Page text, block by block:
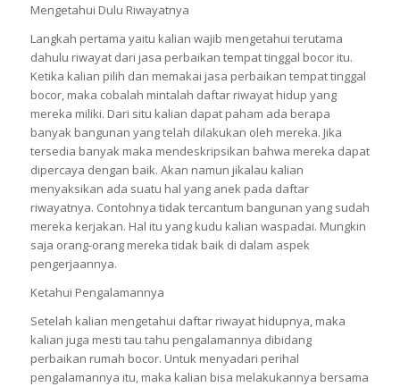
Mengetahui Dulu Riwayatnya
Langkah pertama yaitu kalian wajib mengetahui terutama
dahulu riwayat dari jasa perbaikan tempat tinggal bocor itu.
Ketika kalian pilih dan memakai jasa perbaikan tempat tinggal
bocor, maka cobalah mintalah daftar riwayat hidup yang
mereka miliki. Dari situ kalian dapat paham ada berapa
banyak bangunan yang telah dilakukan oleh mereka. Jika
tersedia banyak maka mendeskripsikan bahwa mereka dapat
dipercaya dengan baik. Akan namun jikalau kalian
menyaksikan ada suatu hal yang anek pada daftar
riwayatnya. Contohnya tidak tercantum bangunan yang sudah
mereka kerjakan. Hal itu yang kudu kalian waspadai. Mungkin
saja orang-orang mereka tidak baik di dalam aspek
pengerjaannya.
Ketahui Pengalamannya
Setelah kalian mengetahui daftar riwayat hidupnya, maka
kalian juga mesti tau tahu pengalamannya dibidang
perbaikan rumah bocor. Untuk menyadari perihal
pengalamannya itu, maka kalian bisa melakukannya bersama